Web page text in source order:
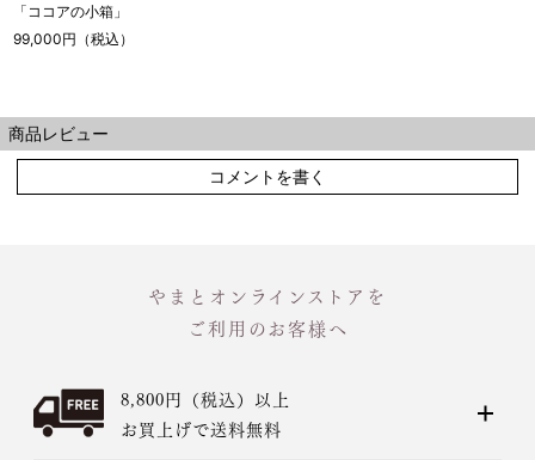
「ココアの小箱」
99,000円（税込）
商品レビュー
コメントを書く
やまとオンラインストアを
ご利用のお客様へ
8,800円（税込）以上
お買上げで送料無料